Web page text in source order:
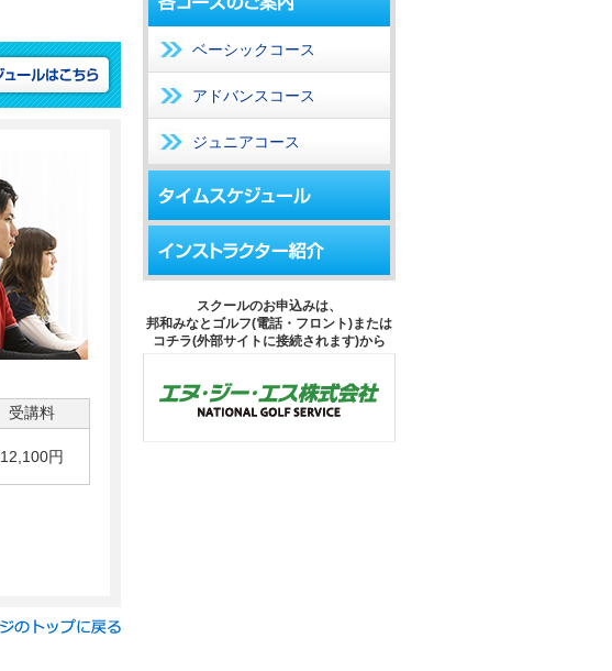
受講料
12,100円
ベーシックコース
アドバンスコース
ジュニアコース
スクールのお申込みは、
邦和みなとゴルフ(電話・フロント)または
コチラ(外部サイトに接続されます)から